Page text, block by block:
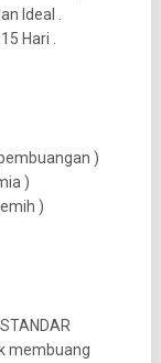
Ideal .
Hari .
)
)
)
membuang